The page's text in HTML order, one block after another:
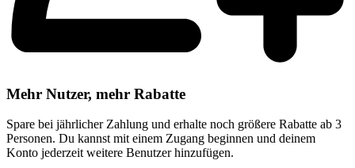
Mehr Nutzer, mehr Rabatte
Spare bei jährlicher Zahlung und erhalte noch größere Rabatte ab 3
Personen. Du kannst mit einem Zugang beginnen und deinem
Konto jederzeit weitere Benutzer hinzufügen.